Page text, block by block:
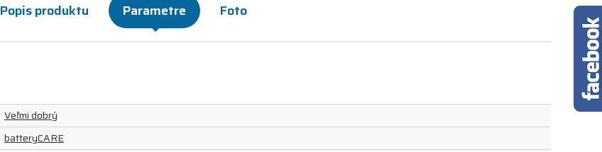
Popis produktu Parametre Foto
Veľmi dobrý
batteryCARE